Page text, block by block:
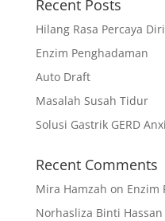
Recent Posts
Hilang Rasa Percaya
Enzim Penghadaman
Auto Draft
Masalah Susah Tidur
Solusi Gastrik GERD
Recent Comments
Mira Hamzah on Enzim
Norhasliza Binti Hassan